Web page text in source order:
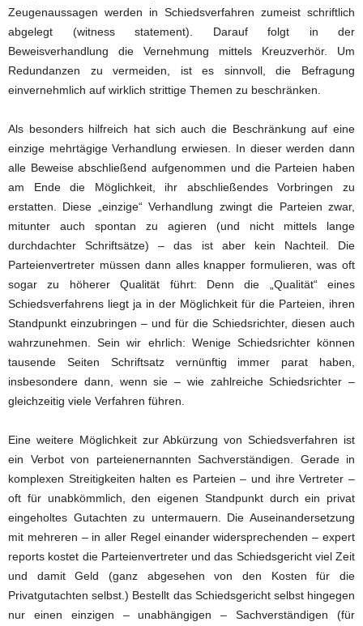
Zeugenaussagen werden in Schiedsverfahren zumeist schriftlich
abgelegt (witness statement). Darauf folgt in der
Beweisverhandlung die Vernehmung mittels Kreuzverhör. Um
Redundanzen zu vermeiden, ist es sinnvoll, die Befragung
einvernehmlich auf wirklich strittige Themen zu beschränken.
Als besonders hilfreich hat sich auch die Beschränkung auf eine
einzige mehrtägige Verhandlung erwiesen. In dieser werden dann
alle Beweise abschließend aufgenommen und die Parteien haben
am Ende die Möglichkeit, ihr abschließendes Vorbringen zu
erstatten. Diese „einzige“ Verhandlung zwingt die Parteien zwar,
mitunter auch spontan zu agieren (und nicht mittels lange
durchdachter Schriftsätze) – das ist aber kein Nachteil. Die
Parteienvertreter müssen dann alles knapper formulieren, was oft
sogar zu höherer Qualität führt: Denn die „Qualität“ eines
Schiedsverfahrens liegt ja in der Möglichkeit für die Parteien, ihren
Standpunkt einzubringen – und für die Schiedsrichter, diesen auch
wahrzunehmen. Sein wir ehrlich: Wenige Schiedsrichter können
tausende Seiten Schriftsatz vernünftig immer parat haben,
insbesondere dann, wenn sie – wie zahlreiche Schiedsrichter –
gleichzeitig viele Verfahren führen.
Eine weitere Möglichkeit zur Abkürzung von Schiedsverfahren ist
ein Verbot von parteienernannten Sachverständigen. Gerade in
komplexen Streitigkeiten halten es Parteien – und ihre Vertreter –
oft für unabkömmlich, den eigenen Standpunkt durch ein privat
eingeholtes Gutachten zu untermauern. Die Auseinandersetzung
mit mehreren – in aller Regel einander widersprechenden – expert
reports kostet die Parteienvertreter und das Schiedsgericht viel Zeit
und damit Geld (ganz abgesehen von den Kosten für die
Privatgutachten selbst.) Bestellt das Schiedsgericht selbst hingegen
nur einen einzigen – unabhängigen – Sachverständigen (für